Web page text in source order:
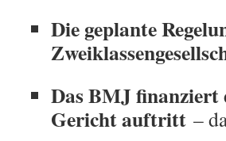
Die geplante
Das BMJ finanziert
Gericht auftritt –